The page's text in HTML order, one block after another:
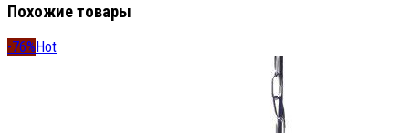
Похожие товары
-76% Hot